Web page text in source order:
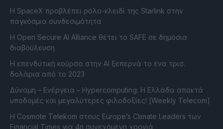
Η SpaceX προβλέπει ρόλο-κλειδί της Starlink στην
παγκόσμια συνδεσιμότητα
Η Open Secure AI Alliance θέτει το SAFE σε δημόσια
διαβούλευση
Η επενδυτική κούρσα στην AI ξεπερνά το ένα τρισ.
δολάρια από το 2023
Δύναμη – Ενέργεια – Ηypercomputing: Η Ελλάδα αποκτά
υποδομές και μεγαλύτερες φιλοδοξίες! [Weekly Telecom]
Η Cosmote Telekom στους Europe’s Climate Leaders των
Financial Times για 4η συνεχόμενη χρονιά